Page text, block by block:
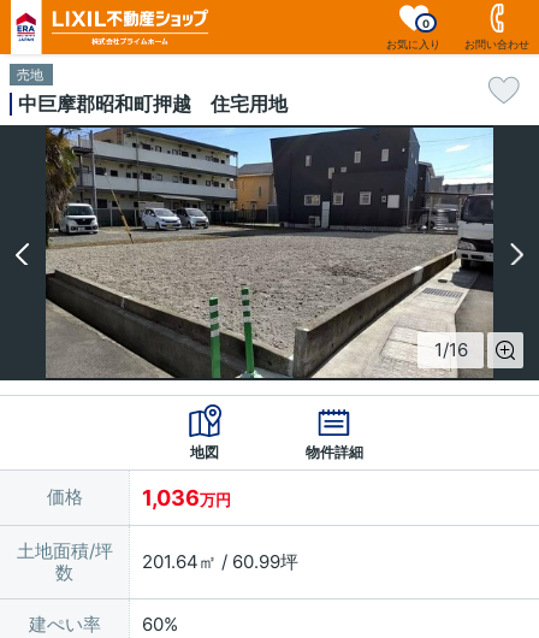
お気に入り
0
お問い合わせ
売地
中巨摩郡昭和町押越 住宅用地
1/16
地図 物件詳細
価格 1,036万円
土地面積/坪
数
201.64㎡ / 60.99坪
建ぺい率 60%